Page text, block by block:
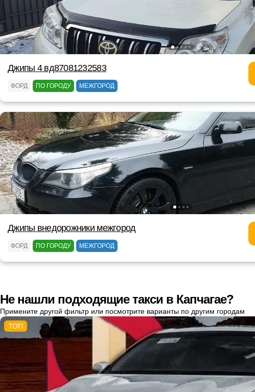
Джипы 4 вд87081232583
ФОРД ПО ГОРОДУ МЕЖГОРОД
Джипы внедорожники межгород
ФОРД ПО ГОРОДУ МЕЖГОРОД
Не нашли подходящие такси в Капчагае?
Примените другой фильтр или посмотрите варианты по другим городам